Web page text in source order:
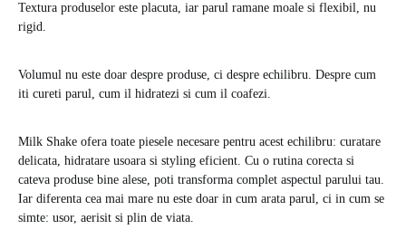
Textura produselor este placuta, iar parul ramane moale si flexibil, nu
rigid.
Volumul nu este doar despre produse, ci despre echilibru. Despre cum
iti cureti parul, cum il hidratezi si cum il coafezi.
Milk Shake ofera toate piesele necesare pentru acest echilibru: curatare
delicata, hidratare usoara si styling eficient. Cu o rutina corecta si
cateva produse bine alese, poti transforma complet aspectul parului tau.
Iar diferenta cea mai mare nu este doar in cum arata parul, ci in cum se
simte: usor, aerisit si plin de viata.